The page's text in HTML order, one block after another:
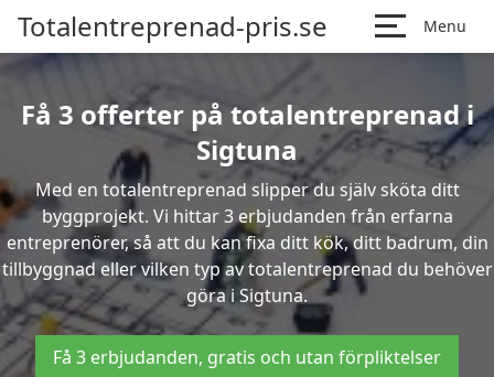
Totalentreprenad-pris.se Menu
Få 3 offerter på totalentreprenad i
Sigtuna
Med en totalentreprenad slipper du själv sköta ditt
byggprojekt. Vi hittar 3 erbjudanden från erfarna
entreprenörer, så att du kan fixa ditt kök, ditt badrum, din
tillbyggnad eller vilken typ av totalentreprenad du behöver
göra i Sigtuna.
Få 3 erbjudanden, gratis och utan förpliktelser